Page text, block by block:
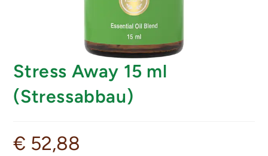
Stress Away 15 ml
(Stressabbau)
€ 52,88